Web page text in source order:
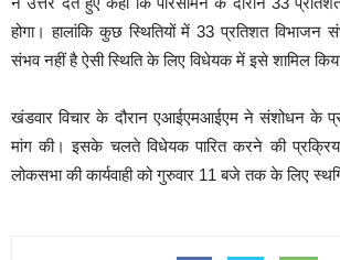
होगा। हालांकि कुछ स्थितियों में 33 प्रतिशत विभाजन
संभव नहीं है ऐसी स्थिति के लिए विधेयक में इसे शामिल
खंडवार विचार के दौरान एआईएमआईएम ने संशोधन के
मांग की। इसके चलते विधेयक पारित करने की
लोकसभा की कार्यवाही को गुरुवार 11 बजे तक के लिए